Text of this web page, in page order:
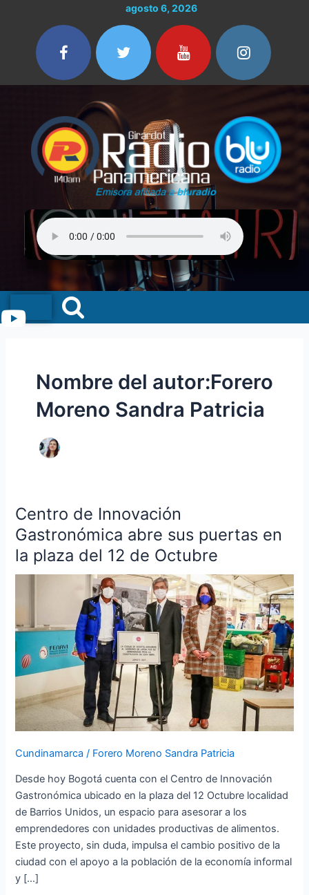
contenido
agosto 6, 2026
Menu
Nombre del autor:Forero
Moreno Sandra Patricia
Centro de Innovación
Gastronómica abre sus puertas en
la plaza del 12 de Octubre
Cundinamarca / Forero Moreno Sandra Patricia
Desde hoy Bogotá cuenta con el Centro de Innovación
Gastronómica ubicado en la plaza del 12 Octubre localidad
de Barrios Unidos, un espacio para asesorar a los
emprendedores con unidades productivas de alimentos.
Este proyecto, sin duda, impulsa el cambio positivo de la
ciudad con el apoyo a la población de la economía informal
y […]
Centro
de
Innovación
Gastronómica
abre
en
la
plaza
del
12
de
Octubre